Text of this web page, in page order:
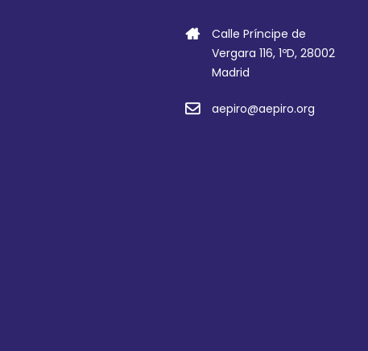
Calle Príncipe de
Vergara 116, 1ºD, 28002
Madrid
aepiro@aepiro.org